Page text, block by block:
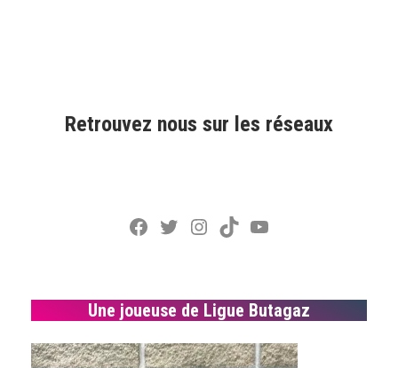
Retrouvez nous sur les réseaux
Facebook
Twitter
Instagram
TikTokYouTube
Une joueuse de Ligue Butagaz